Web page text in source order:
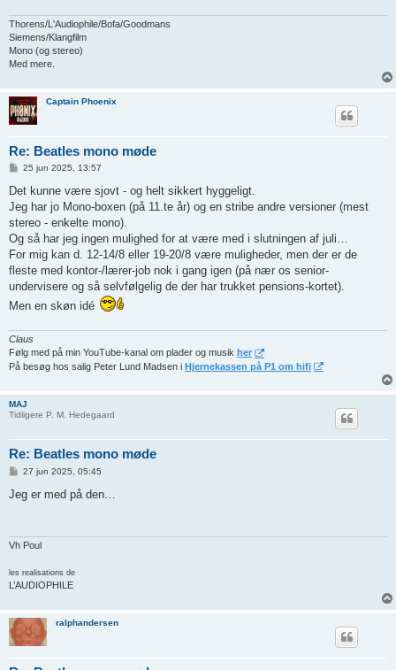
Thorens/L'Audiophile/Bofa/Goodmans
Siemens/Klangfilm
Mono (og stereo)
Med mere.
Captain Phoenix
Re: Beatles mono møde
d
æ
g
25 jun 2025, 13:57
Det kunne være sjovt - og helt sikkert hyggeligt.
Jeg har jo Mono-boxen (på 11.te år) og en stribe andre versioner (mest
stereo - enkelte mono).
Og så har jeg ingen mulighed for at være med i slutningen af juli…
For mig kan d. 12-14/8 eller 19-20/8 være muligheder, men der er de
fleste med kontor-/lærer-job nok i gang igen (på nær os senior-
undervisere og så selvfølgelig de der har trukket pensions-kortet).
Men en skøn idé
Claus
Følg med på min YouTube-kanal om plader og musik her
På besøg hos salig Peter Lund Madsen i Hjernekassen på P1 om hifi
MAJ
Tidligere P. M. Hedegaard
Re: Beatles mono møde
d
27 jun 2025, 05:45
Jeg er med på den…
Vh Poul
les realisations de
L’AUDIOPHILE
ralphandersen